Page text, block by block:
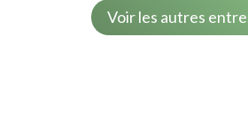
Voir les autres